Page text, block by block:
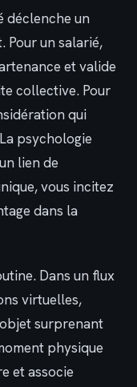
déclenche un
Pour un salarié,
et valide
collective. Pour
qui
psychologie
lien de
vous incitez
dans la
Dans un flux
virtuelles,
surprenant
physique
et associe